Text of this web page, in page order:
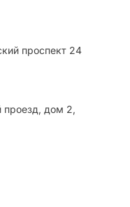
проспект 24
проезд, дом 2,